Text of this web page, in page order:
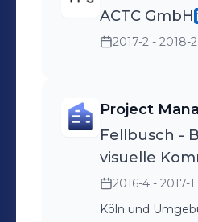
ACTC GmbH
2017-2 - 2018-2
Project
Fellbusch -
visuelle
2016-4 - 2017-1
Köln und